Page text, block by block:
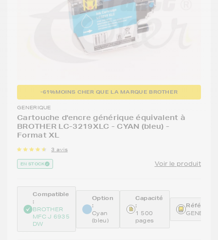
-61%MOINS CHER QUE LA MARQUE BROTHER
GENERIQUE
Cartouche d'encre générique équivalent à
BROTHER LC-3219XLC - CYAN (bleu) -
Format XL
3 avis
EN STOCK Voir le produit
Compatible
:
BROTHER
MFC J 6935
DW
Option
:
Cyan
(bleu)
Capacité
:
1 500
pages